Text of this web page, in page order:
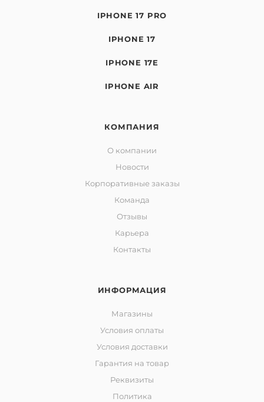
IPHONE 17 PRO
IPHONE 17
IPHONE 17E
IPHONE AIR
КОМПАНИЯ
О компании
Новости
Корпоративные заказы
Команда
Отзывы
Карьера
Контакты
ИНФОРМАЦИЯ
Магазины
Условия оплаты
Условия доставки
Гарантия на товар
Реквизиты
Политика